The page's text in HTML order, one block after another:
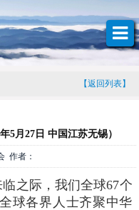
【返回列表】
5月27日 中国江苏无锡）
作者：
之际，我们全球67个
球各界人士齐聚中华